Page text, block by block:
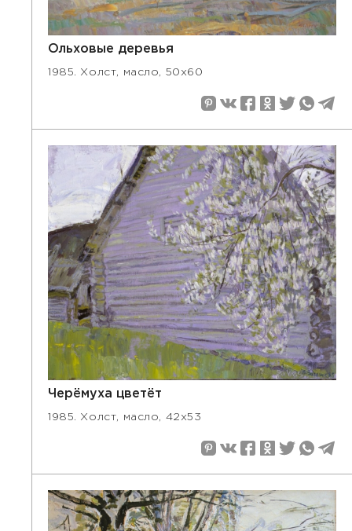
Ольховые деревья
1985. Холст, масло, 50х60
Черёмуха цветёт
1985. Холст, масло, 42х53